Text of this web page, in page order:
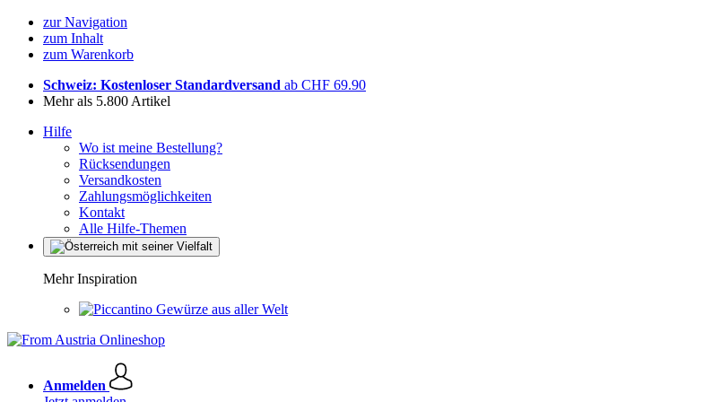
zur Navigation
zum Inhalt
zum Warenkorb
Schweiz: Kostenloser Standardversand ab CHF 69.90
Mehr als 5.800 Artikel
Hilfe
Wo ist meine Bestellung?
Rücksendungen
Versandkosten
Zahlungsmöglichkeiten
Kontakt
Alle Hilfe-Themen
Mehr Inspiration
Gewürze aus aller Welt
Anmelden